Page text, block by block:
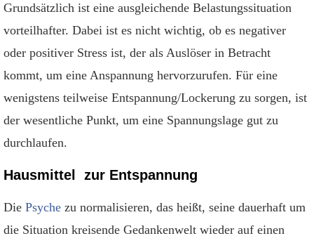
Grundsätzlich ist eine ausgleichende Belastungssituation
vorteilhafter. Dabei ist es nicht wichtig, ob es negativer
oder positiver Stress ist, der als Auslöser in Betracht
kommt, um eine Anspannung hervorzurufen. Für eine
wenigstens teilweise Entspannung/Lockerung zu sorgen, ist
der wesentliche Punkt, um eine Spannungslage gut zu
durchlaufen.
Hausmittel zur Entspannung
Die Psyche zu normalisieren, das heißt, seine dauerhaft um
die Situation kreisende Gedankenwelt wieder auf einen